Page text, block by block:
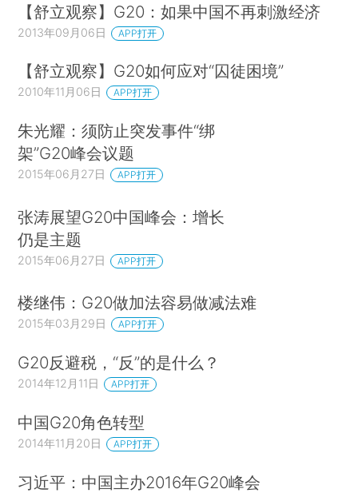
【舒立观察】G20：如果中国不再刺激经济
2013年09月06日 APP打开
【舒立观察】G20如何应对“囚徒困境”
2010年11月06日 APP打开
朱光耀：须防止突发事件“绑
架”G20峰会议题
2015年06月27日 APP打开
张涛展望G20中国峰会：增长
仍是主题
2015年06月27日 APP打开
楼继伟：G20做加法容易做减法难
2015年03月29日 APP打开
G20反避税，“反”的是什么？
2014年12月11日 APP打开
中国G20角色转型
2014年11月20日 APP打开
习近平：中国主办2016年G20峰会